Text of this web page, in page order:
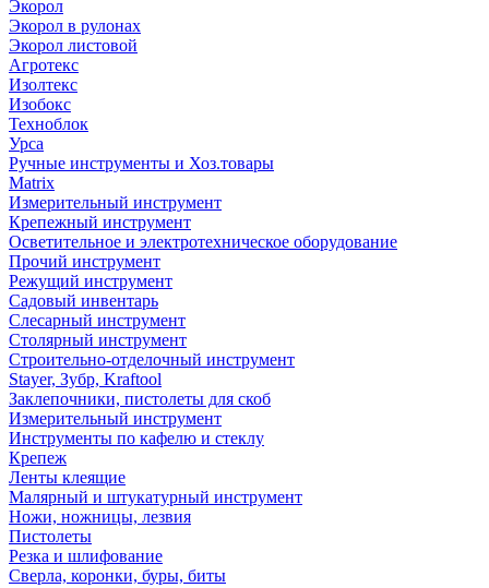
Экорол
Экорол в рулонах
Экорол листовой
Агротекс
Изолтекс
Изобокс
Техноблок
Урса
Ручные инструменты и Хоз.товары
Matrix
Измерительный инструмент
Крепежный инструмент
Осветительное и электротехническое оборудование
Прочий инструмент
Режущий инструмент
Садовый инвентарь
Слесарный инструмент
Столярный инструмент
Строительно-отделочный инструмент
Stayer, Зубр, Kraftool
Заклепочники, пистолеты для скоб
Измерительный инструмент
Инструменты по кафелю и стеклу
Крепеж
Ленты клеящие
Малярный и штукатурный инструмент
Ножи, ножницы, лезвия
Пистолеты
Резка и шлифование
Сверла, коронки, буры, биты